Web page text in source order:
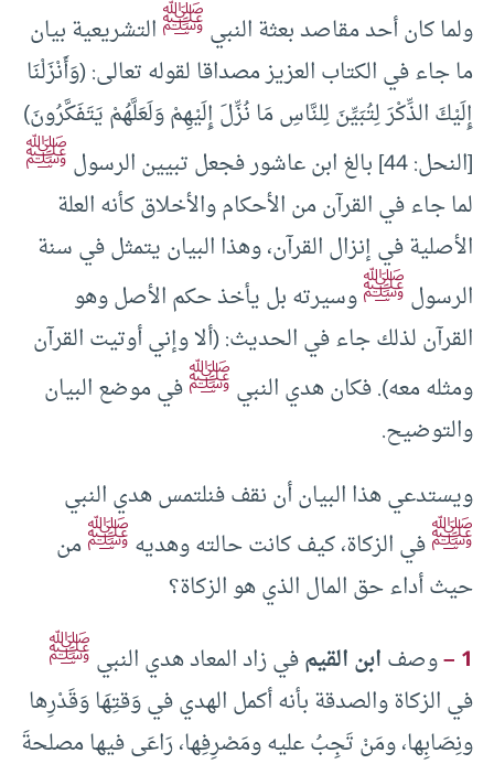
ولما كان أحد مقاصد بعثة النبيﷺالتشريعية بيان
ما جاء في الكتاب العزيز مصداقا لقوله تعالى: (وَأَنْزَلْنَا
إِلَيْكَ الذِّكْرَ لِتُبَيِّنَ لِلنَّاسِ مَا نُزِّلَ إِلَيْهِمْ وَلَعَلَّهُمْ يَتَفَكَّرُونَ)
[النحل: 44] بالغ ابن عاشور فجعل تبيين الرسول
ﷺ
لما جاء في القرآن من الأحكام والأخلاق كأنه العلة
الأصلية في إنزال القرآن، وهذا البيان يتمثل في سنة
الرسولﷺوسيرته بل يأخذ حكم الأصل وهو
القرآن لذلك جاء في الحديث: (ألا وإني أوتيت القرآن
ومثله معه). فكان هدي النبيﷺفي موضع البيان
والتوضيح.
ويستدعي هذا البيان أن نقف فنلتمس هدي النبي
ﷺفي الزكاة، كيف كانت حالته وهديهﷺمن
حيث أداء حق المال الذي هو الزكاة؟
1 –
وصفابن القيمفي زاد المعاد هدي النبيﷺ
في الزكاة والصدقة بأنه أكمل الهدي في وَقتِهَا وَقَدْرِها
ونِصَابِها، ومَنْ تَجِبُ عليه ومَصْرِفِها، رَاعَى فيها مصلحةَ